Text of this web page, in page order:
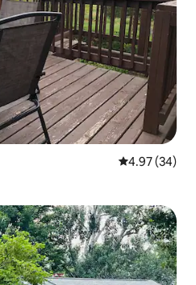
平均评分
4.97 (34)